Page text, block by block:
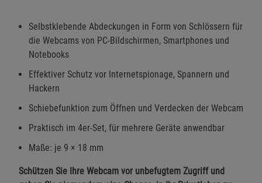
Selbstklebende Abdeckungen in Form von Schlössern für
die Webcams von PC-Bildschirmen, Smartphones und
Notebooks
Effektiver Schutz vor Internetspionage, Spannern und
Hackern
Schiebefunktion zum Öffnen und Verdecken der Webcam
Praktisch im 4er-Set, für mehrere Geräte anwendbar
Maße: je 9 × 18 mm
Schützen Sie Ihre Webcam vor unbefugtem Zugriff und